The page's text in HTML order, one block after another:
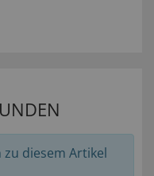
zu diesem Artikel